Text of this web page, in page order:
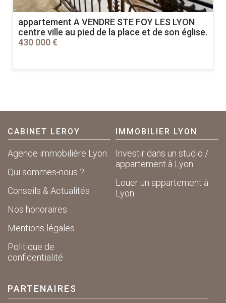
appartement A VENDRE STE FOY LES LYON
centre ville au pied de la place et de son église.
430 000 €
CABINET LEROY
Agence immobilière Lyon
Qui sommes-nous ?
Conseils & Actualités
Nos honoraires
Mentions légales
Politique de
confidentialité
IMMOBILIER LYON
Investir dans un studio /
appartement à Lyon
Louer un appartement à
Lyon
PARTENAIRES